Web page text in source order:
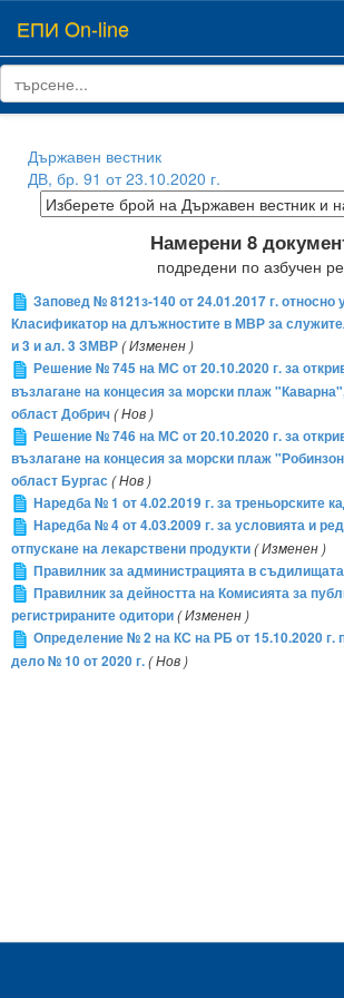
ЕПИ On-line
Държавен вестник
ДВ, бр. 91 от 23.10.2020 г.
Намерени 8
подредени по азбучен
Заповед № 8121з-140 от 24.01.2017 г. относно
Класификатор на длъжностите в МВР за
и 3 и ал. 3 ЗМВР( Изменен )
Решение № 745 на МС от 20.10.2020 г. за
възлагане на концесия за морски плаж
област Добрич( Нов )
Решение № 746 на МС от 20.10.2020 г. за
възлагане на концесия за морски плаж
област Бургас( Нов )
Наредба № 1 от 4.02.2019 г. за треньорските
Наредба № 4 от 4.03.2009 г. за условията и
отпускане на лекарствени продукти( Изменен )
Правилник за администрацията в съдилищата
Правилник за дейността на Комисията за
регистрираните одитори( Изменен )
Определение № 2 на КС на РБ от 15.10.2020 г.
дело № 10 от 2020 г.( Нов )